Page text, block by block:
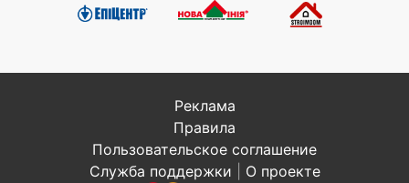
Реклама
Правила
Пользовательское соглашение
Служба поддержки
О проекте